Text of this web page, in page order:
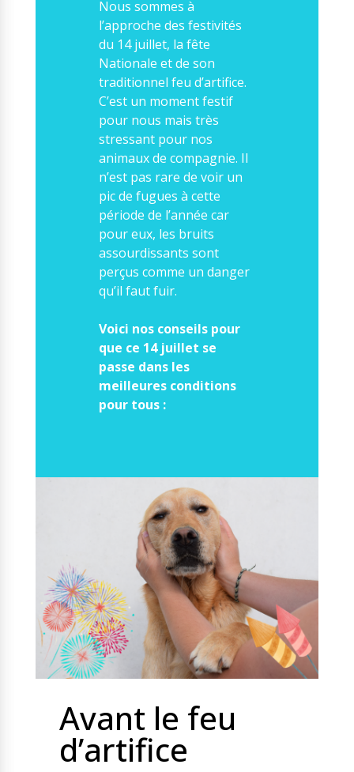
Le chien guide d’aveugle
La canne blanche
Formation & Rééducation
Rééducation fonctionnelle
Tout savoir
Irremplaçables, la
série
Nous contacter
Nous sommes à
l’approche des festivités
du 14 juillet, la fête
Nationale et de son
traditionnel feu d’artifice.
C’est un moment festif
pour nous mais très
stressant pour nos
animaux de compagnie. Il
n’est pas rare de voir un
pic de fugues à cette
période de l’année car
pour eux, les bruits
assourdissants sont
perçus comme un danger
qu’il faut fuir.
Voici nos conseils pour
que ce 14 juillet se
passe dans les
meilleures conditions
pour tous :
Avant le feu
d’artifice